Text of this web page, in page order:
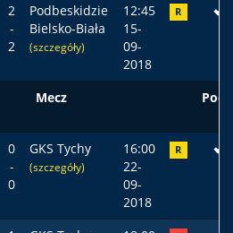
2
-
2
Podbeskidzie
Bielsko-Biała
(szczegóły)
12:45
15-
09-
2018
R
Mecz
0
-
0
GKS Tychy
(szczegóły)
16:00
22-
09-
2018
R